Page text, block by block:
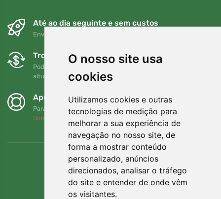
O nosso site usa
cookies
Utilizamos cookies e outras
tecnologias de medição para
melhorar a sua experiência de
navegação no nosso site, de
forma a mostrar conteúdo
personalizado, anúncios
direcionados, analisar o tráfego
do site e entender de onde vêm
os visitantes.
Até ao dia seguinte e sem custos
Envio gratuito para encomendas superiores a 80 EUR
Trocas e devoluções gratuitas
Pode devolver ou trocar a sua encomenda em qualquer
altura no prazo de 90 dias
Apoiamos a Trees.org
Para cada encomenda plantamos uma árvore! Leia mais
Sobre nós